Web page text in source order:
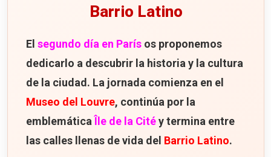
Barrio Latino
El segundo día en París os proponemos
dedicarlo a descubrir la historia y la cultura
de la ciudad. La jornada comienza en el
Museo del Louvre, continúa por la
emblemáticaÎle de la Citéy termina entre
las calles llenas de vida del Barrio Latino.